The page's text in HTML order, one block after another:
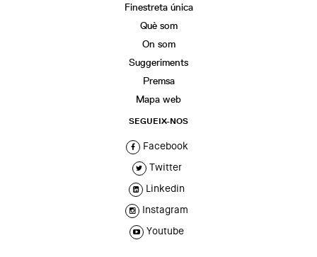
Finestreta única
Què som
On som
Suggeriments
Premsa
Mapa web
SEGUEIX-NOS
Facebook
Twitter
Linkedin
Instagram
Youtube